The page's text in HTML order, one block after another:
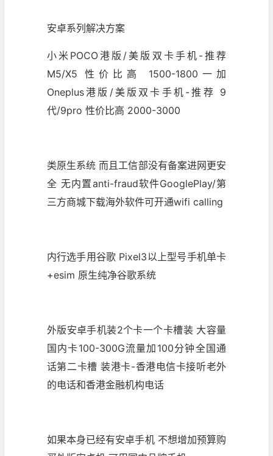
安卓系列解决方案
小米POCO港版/美版双卡手机-推荐
M5/X5 性价比高 1500-1800一加
Oneplus港版/美版双卡手机-推荐 9
代/9pro 性价比高 2000-3000
类原生系统 而且工信部没有备案进网更安
全 无内置anti-fraud软件GooglePlay/第
三方商城下载海外软件可开通wifi calling
内行选手用谷歌 Pixel3以上型号手机单卡
+esim 原生纯净谷歌系统
外版安卓手机装2个卡一个卡槽装 大容量
国内卡100-300G流量加100分钟全国通
话第二卡槽 装港卡-香港电信卡接听老外
的电话和香港金融机构电话
如果本身已经有安卓手机 不想增加预算购